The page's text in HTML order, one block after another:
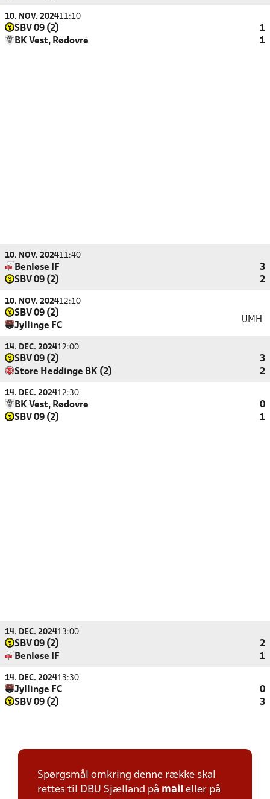
10. NOV. 202411:10
SBV 09 (2)
1
BK Vest, Rødovre
1
10. NOV. 202411:40
Benløse IF
3
SBV 09 (2)
2
10. NOV. 202412:10
SBV 09 (2)
Jyllinge FC
UMH
14. DEC. 202412:00
SBV 09 (2)
3
Store Heddinge BK (2)
2
14. DEC. 202412:30
BK Vest, Rødovre
0
SBV 09 (2)
1
14. DEC. 202413:00
SBV 09 (2)
2
Benløse IF
1
14. DEC. 202413:30
Jyllinge FC
0
SBV 09 (2)
3
Spørgsmål omkring denne række skal
rettes til DBU Sjælland på mail eller på